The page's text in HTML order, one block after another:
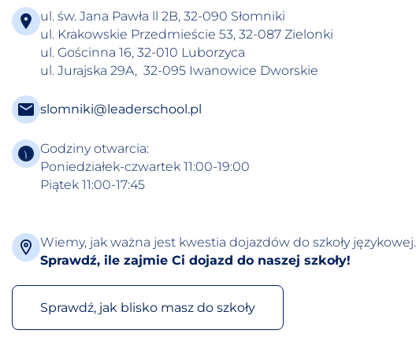
ul. św. Jana Pawła ll 2B, 32-090 Słomniki
ul. Krakowskie Przedmieście 53, 32-087 Zielonki
ul. Gościnna 16, 32-010 Luborzyca
ul. Jurajska 29A, 32-095 Iwanowice Dworskie
slomniki@leaderschool.pl
Godziny otwarcia:
Poniedziałek-czwartek 11:00-19:00
Piątek 11:00-17:45
Wiemy, jak ważna jest kwestia dojazdów do szkoły językowej.
Sprawdź, ile zajmie Ci dojazd do naszej szkoły!
Sprawdź, jak blisko masz do szkoły